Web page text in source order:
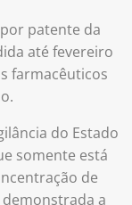
patente da
até fevereiro
farmacêuticos
do Estado
somente está
de
demonstrada a